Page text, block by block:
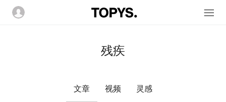
残疾
文章 视频 灵感